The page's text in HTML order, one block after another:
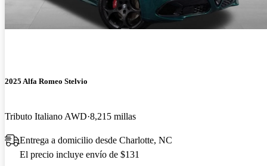
2025 Alfa Romeo Stelvio
Tributo Italiano AWD 8,215 millas
Entrega a domicilio desde Charlotte, NC
El precio incluye envío de $131